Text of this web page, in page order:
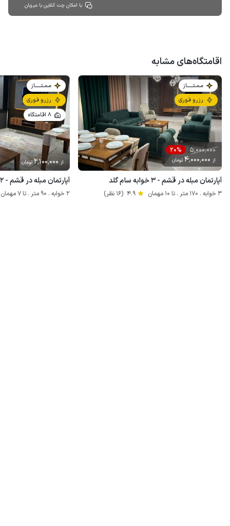
با امکان چت آنلاین با میزبان
اقامتگاه‌های مشابه
مـمـتــــــاز
رزرو فوری
5٬000٬000 20%
از 4٬000٬000 تومان
آپارتمان مبله در قشم - ۳ خوابه سام گلد
3 خوابه . 170 متر . تا 10 مهمان 4.9 (16 نظر)
مـمـتــــــاز
رزرو فوری
8 اقامتگاه
از 2٬100٬000تومان
آپارتمان مبله در قشم - ۲ خوابه سام آیلند
2 خوابه . 90 متر . تا 7 مهمان